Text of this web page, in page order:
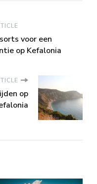
voor een
op Kefalonia
op